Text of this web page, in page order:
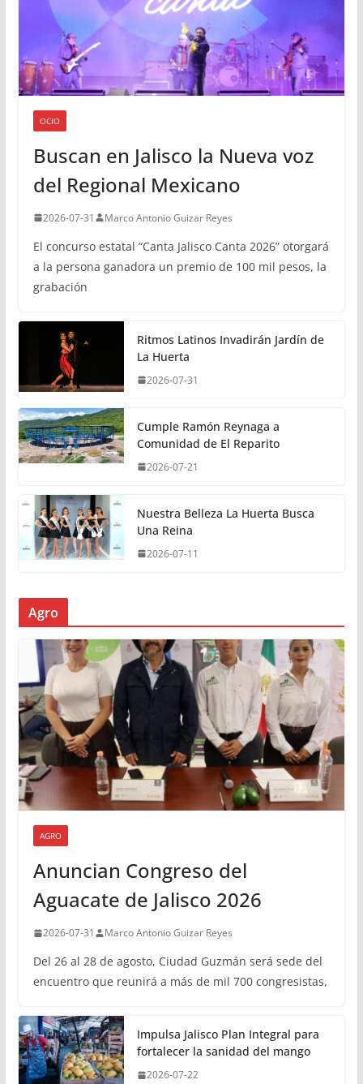
OCIO
Buscan en Jalisco la Nueva voz
del Regional Mexicano
2026-07-31 Marco Antonio Guizar Reyes
El concurso estatal “Canta Jalisco Canta 2026” otorgará
a la persona ganadora un premio de 100 mil pesos, la
grabación
Ritmos Latinos Invadirán Jardín de
La Huerta
2026-07-31
Cumple Ramón Reynaga a
Comunidad de El Reparito
2026-07-21
Nuestra Belleza La Huerta Busca
Una Reina
2026-07-11
Agro
AGRO
Anuncian Congreso del
Aguacate de Jalisco 2026
2026-07-31 Marco Antonio Guizar Reyes
Del 26 al 28 de agosto, Ciudad Guzmán será sede del
encuentro que reunirá a más de mil 700 congresistas,
Impulsa Jalisco Plan Integral para
fortalecer la sanidad del mango
2026-07-22